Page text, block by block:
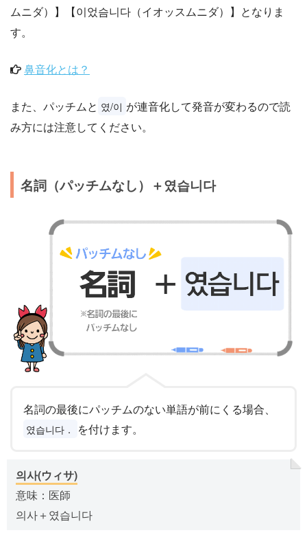
ムニダ）】【이었슴니다（イオッスムニダ）】となりま
す。
鼻音化とは？
また、パッチムと 였/이 が連音化して発音が変わるので読
み方には注意してください。
名詞（パッチムなし）＋였습니다
名詞の最後にパッチムのない単語が前にくる場合、
였습니다． を付けます。
의사(ウィサ)
意味：医師
의사＋였습니다